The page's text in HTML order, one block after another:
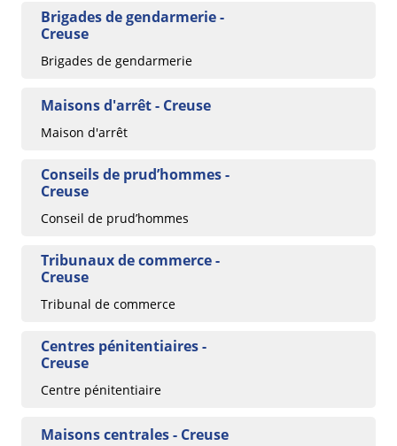
Brigades de gendarmerie -
Creuse
Brigades de gendarmerie
Maisons d'arrêt - Creuse
Maison d'arrêt
Conseils de prud’hommes -
Creuse
Conseil de prud’hommes
Tribunaux de commerce -
Creuse
Tribunal de commerce
Centres pénitentiaires -
Creuse
Centre pénitentiaire
Maisons centrales - Creuse